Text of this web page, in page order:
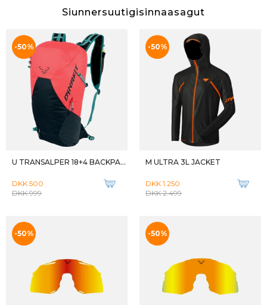
Siunnersuutigisinnaasagut
-50%
U TRANSALPER 18+4 BACKPACK
DKK 500
DKK 999
-50%
M ULTRA 3L JACKET
DKK 1.250
DKK 2.499
-50% -50%